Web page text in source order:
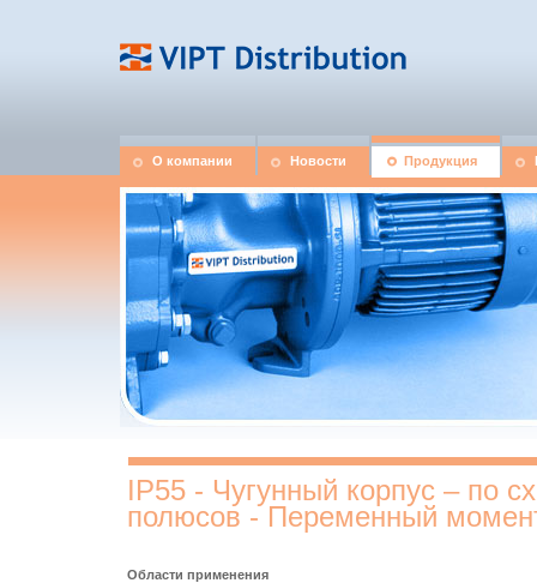
О компании Новости Продукция
IP55 - Чугунный корпус – по
полюсов - Переменный
Области применения